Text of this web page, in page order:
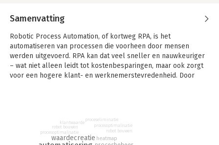
Samenvatting
Robotic Process Automation, of kortweg RPA, is het
automatiseren van processen die voorheen door mensen
werden uitgevoerd. RPA kan dat veel sneller en nauwkeuriger
– wat niet alleen leidt tot kostenbesparingen, maar ook zorgt
voor een hogere klant- en werknemerstevredenheid. Door
Dit boek introduceert een effectieve, op LEAN gebaseerde
aanpak om te starten met robotics en RPA. Die aanpak is het
waardecreatie heatmap
procesoptimalisatie
robot bouwen
klantwaarde
proceseliminatie
procesoptimalisatie
robot bouwen